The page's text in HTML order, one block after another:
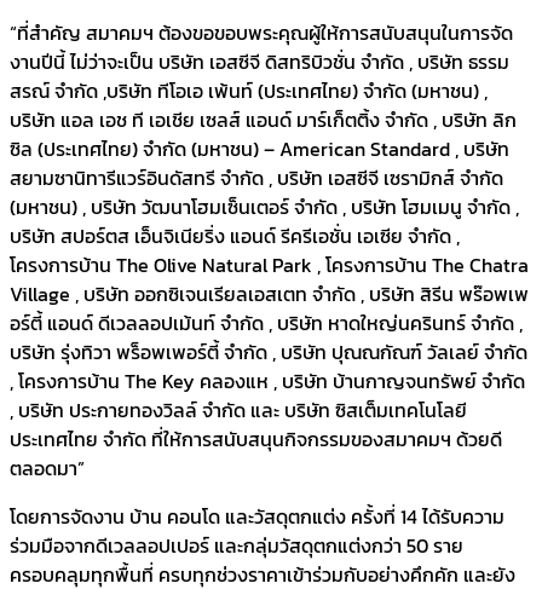
“ที่สำคัญ สมาคมฯ ต้องขอขอบพระคุณผู้ให้การสนับสนุนในการจัด
งานปีนี้ ไม่ว่าจะเป็น บริษัท เอสซีจี ดิสทริบิวชั่น จำกัด , บริษัท ธรรม
สรณ์ จำกัด ,​บริษัท ทีโอเอ เพ้นท์ (ประเทศไทย) จำกัด (มหาชน) ,
บริษัท แอล เอช ที เอเชีย เซลส์ แอนด์ มาร์เก็ตติ้ง จำกัด , บริษัท ลิก
ซิล (ประเทศไทย) จำกัด (มหาชน) – American Standard , บริษัท
สยามซานิทารีแวร์อินดัสทรี จำกัด , บริษัท เอสซีจี เซรามิกส์ จำกัด
(มหาชน) , บริษัท วัฒนาโฮมเซ็นเตอร์ จำกัด , บริษัท โฮมเมนู จำกัด ,
บริษัท สปอร์ตส เอ็นจิเนียริ่ง แอนด์ รีครีเอชั่น เอเซีย จำกัด ,
โครงการบ้าน The Olive Natural Park , โครงการบ้าน The Chatra
Village , บริษัท ออกซิเจนเรียลเอสเตท จำกัด , บริษัท สิรีน พร๊อพเพ
อร์ตี้ แอนด์ ดีเวลลอปเม้นท์ จำกัด , บริษัท หาดใหญ่นครินทร์ จำกัด ,
บริษัท รุ่งทิวา พร็อพเพอร์ตี้ จำกัด , บริษัท ปุณณกัณฑ์ วัลเลย์ จำกัด
, โครงการบ้าน The Key คลองแห , บริษัท บ้านกาญจนทรัพย์ จำกัด
, บริษัท ประกายทองวิลล์ จำกัด และ บริษัท ซิสเต็มเทคโนโลยี
ประเทศไทย จำกัด ที่ให้การสนับสนุนกิจกรรมของสมาคมฯ ด้วยดี
ตลอดมา”
โดยการจัดงาน บ้าน คอนโด และวัสดุตกแต่ง ครั้งที่ 14 ได้รับความ
ร่วมมือจากดีเวลลอปเปอร์ และกลุ่มวัสดุตกแต่งกว่า 50 ราย
ครอบคลุมทุกพื้นที่ ครบทุกช่วงราคาเข้าร่วมกับอย่างคึกคัก และยัง